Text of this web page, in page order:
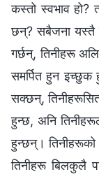
कस्तो स्वभाव हो?
छन्? सबैजना यस्तै
गर्छन्, तिनीहरू
समर्पित हुन इच्छुक
सक्छन्,
हुन्छ, अनि
हुन्छन्। तिनीहरूको
तिनीहरू बिलकुलै